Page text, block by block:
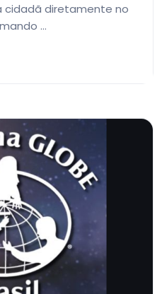
cidadã diretamente no
…